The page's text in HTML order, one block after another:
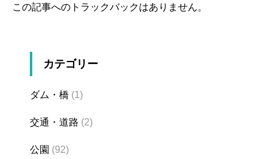
この記事へのトラックバックはありません。
カテゴリー
ダム・橋 (1)
交通・道路 (2)
公園 (92)